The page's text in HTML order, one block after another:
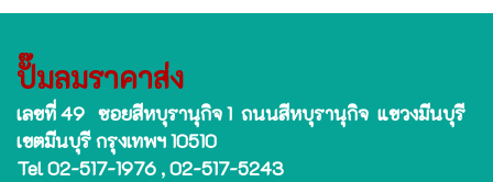
ปั๊มลมราคาส่ง
เลขที่ 49 ซอยสีหบุรานุกิจ 1 ถนนสีหบุรานุกิจ แขวงมีนบุรี
เขตมีนบุรี กรุงเทพฯ 10510
Tel 02-517-1976 , 02-517-5243